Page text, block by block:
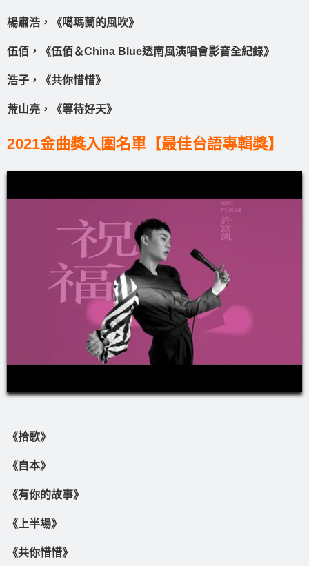
楊肅浩，《噶瑪蘭的風吹》
伍佰，《伍佰＆China Blue透南風演唱會影音全紀錄》
浩子，《共你惜惜》
荒山亮，《等待好天》
2021金曲獎入圍名單【最佳台語專輯獎】
《拾歌》
《自本》
《有你的故事》
《上半場》
《共你惜惜》